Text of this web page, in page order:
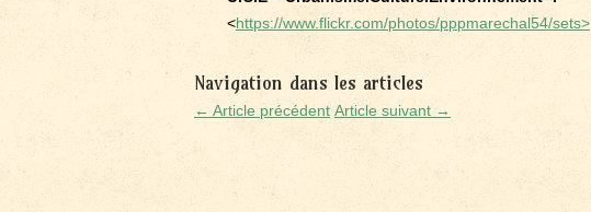
<https://www.flickr.com/photos/pppmarechal54/sets>
Navigation dans les articles
← Article précédent Article suivant →